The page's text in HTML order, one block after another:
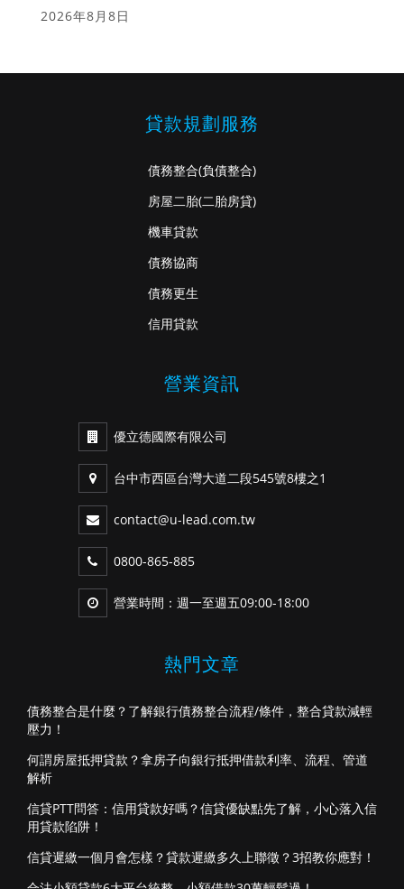
2026年8月8日
貸款規劃服務
債務整合(負債整合)
房屋二胎(二胎房貸)
機車貸款
債務協商
債務更生
信用貸款
營業資訊
優立德國際有限公司
台中市西區台灣大道二段545號8樓之1
contact@u-lead.com.tw
0800-865-885
營業時間：週一至週五09:00-18:00
熱門文章
債務整合是什麼？了解銀行債務整合流程/條件，整合貸款減輕
壓力！
何謂房屋抵押貸款？拿房子向銀行抵押借款利率、流程、管道
解析
信貸PTT問答：信用貸款好嗎？信貸優缺點先了解，小心落入信
用貸款陷阱！
信貸遲繳一個月會怎樣？貸款遲繳多久上聯徵？3招教你應對！